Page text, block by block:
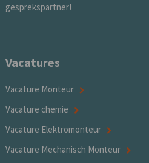
gesprekspartner!
Vacatures
Vacature Monteur
Vacature chemie
Vacature Elektromonteur
Vacature Mechanisch Monteur